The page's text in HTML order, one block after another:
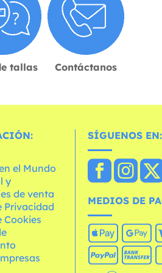
tallas Contáctanos
el Mundo
y
de venta
Privacidad
Cookies
SÍGUENOS EN:
MEDIOS DE